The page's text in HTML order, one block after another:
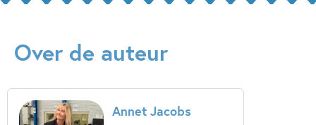
Over de auteur
Annet Jacobs